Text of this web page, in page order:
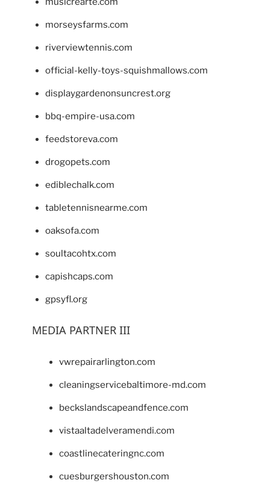
morseysfarms.com
riverviewtennis.com
official-kelly-toys-squishmallows.com
displaygardenonsuncrest.org
bbq-empire-usa.com
feedstoreva.com
drogopets.com
ediblechalk.com
tabletennisnearme.com
oaksofa.com
soultacohtx.com
capishcaps.com
gpsyfl.org
MEDIA PARTNER III
vwrepairarlington.com
cleaningservicebaltimore-md.com
beckslandscapeandfence.com
vistaaltadelveramendi.com
coastlinecateringnc.com
cuesburgershouston.com